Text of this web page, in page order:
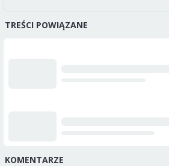
TREŚCI POWIĄZANE
KOMENTARZE